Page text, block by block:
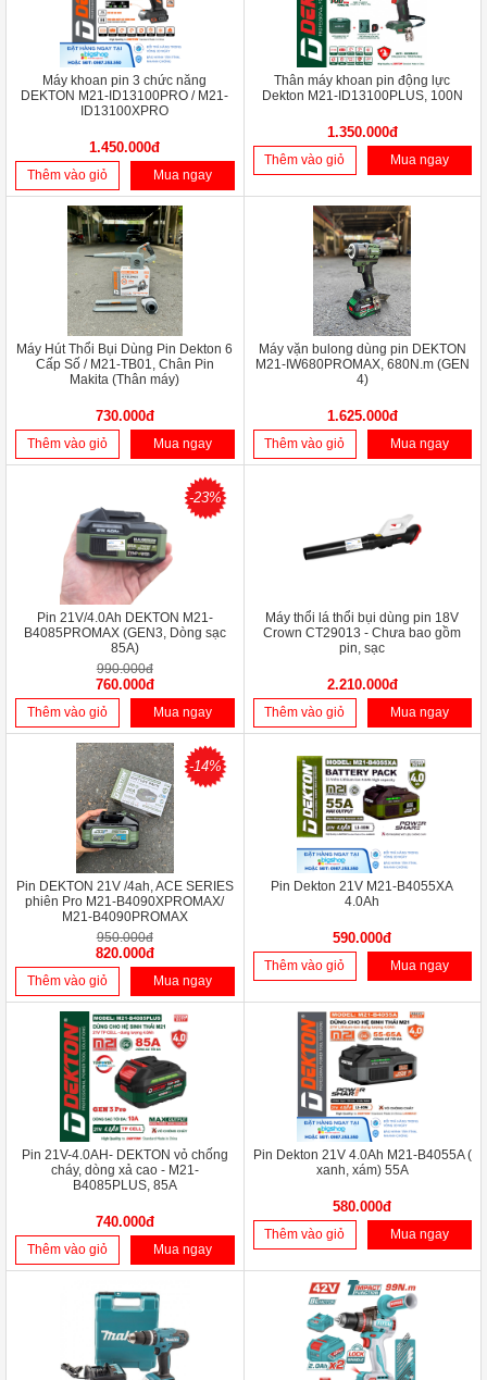
Máy khoan pin 3 chức năng
DEKTON M21-ID13100PRO / M21-
ID13100XPRO
1.450.000đ
Thêm vào giỏ Mua ngay
Thân máy khoan pin động lực
Dekton M21-ID13100PLUS, 100N
1.350.000đ
Thêm vào giỏ Mua ngay
Máy Hút Thổi Bụi Dùng Pin Dekton 6
Cấp Số / M21-TB01, Chân Pin
Makita (Thân máy)
730.000đ
Thêm vào giỏ Mua ngay
Máy vặn bulong dùng pin DEKTON
M21-IW680PROMAX, 680N.m (GEN
4)
1.625.000đ
Thêm vào giỏ Mua ngay
-23%
Pin 21V/4.0Ah DEKTON M21-
B4085PROMAX (GEN3, Dòng sạc
85A)
990.000đ
760.000đ
Thêm vào giỏ Mua ngay
Máy thổi lá thổi bụi dùng pin 18V
Crown CT29013 - Chưa bao gồm
pin, sạc
2.210.000đ
Thêm vào giỏ Mua ngay
-14%
Pin DEKTON 21V /4ah, ACE SERIES
phiên Pro M21-B4090XPROMAX/
M21-B4090PROMAX
950.000đ
820.000đ
Thêm vào giỏ Mua ngay
Pin Dekton 21V M21-B4055XA
4.0Ah
590.000đ
Thêm vào giỏ Mua ngay
Pin 21V-4.0AH- DEKTON vỏ chống
cháy, dòng xả cao - M21-
B4085PLUS, 85A
740.000đ
Thêm vào giỏ Mua ngay
Pin Dekton 21V 4.0Ah M21-B4055A (
xanh, xám) 55A
580.000đ
Thêm vào giỏ Mua ngay